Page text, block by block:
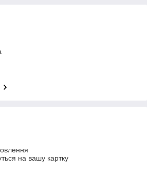
на вашу картку